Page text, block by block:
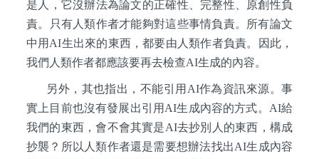
是人，它沒辦法為論文的正確性、完整性、原創性負
責。只有人類作者才能夠對這些事情負責。所有論文
中用AI生出來的東西，都要由人類作者負責。因此，
我們人類作者都應該要再去檢查AI生成的內容。
另外，其也指出，不能引用AI作為資訊來源。事
實上目前也沒有發展出引用AI生成內容的方式。AI給
我們的東西，會不會其實是AI去抄別人的東西，構成
抄襲？所以人類作者還是需要想辦法找出AI生成內容